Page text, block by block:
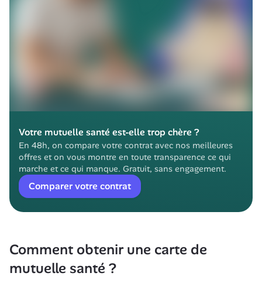
Votre mutuelle santé est-elle trop chère ?
En 48h, on compare votre contrat avec nos meilleures
offres et on vous montre en toute transparence ce qui
marche et ce qui manque. Gratuit, sans engagement.
Comparer votre contrat
Comment obtenir une carte de
mutuelle santé ?